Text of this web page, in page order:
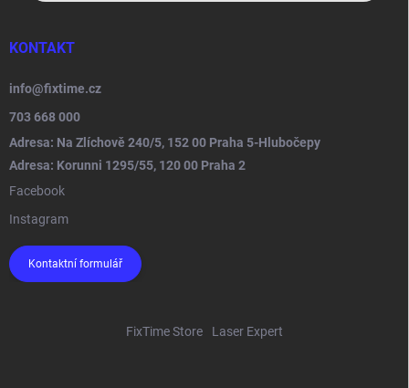
KONTAKT
info@fixtime.cz
703 668 000
Adresa: Na Zlíchově 240/5, 152 00 Praha 5-Hlubočepy
Adresa: Korunni 1295/55, 120 00 Praha 2
Facebook
Instagram
Kontaktní formulář
FixTime Store Laser Expert